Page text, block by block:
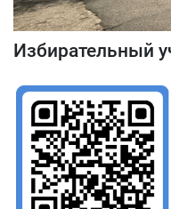
Избирательный